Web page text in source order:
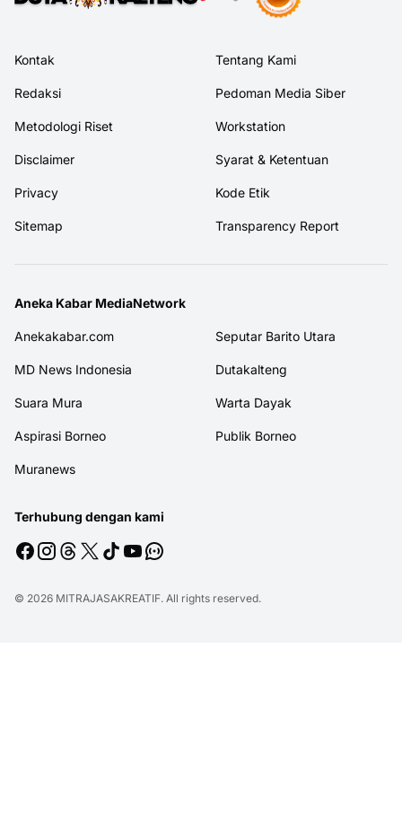
Kontak Tentang Kami
Redaksi Pedoman Media Siber
Metodologi Riset Workstation
Disclaimer Syarat & Ketentuan
Privacy Kode Etik
Sitemap Transparency Report
Aneka Kabar MediaNetwork
Anekakabar.com Seputar Barito Utara
MD News Indonesia Dutakalteng
Suara Mura Warta Dayak
Aspirasi Borneo Publik Borneo
Muranews
Terhubung dengan kami
© 2026 MITRAJASAKREATIF. All rights reserved.